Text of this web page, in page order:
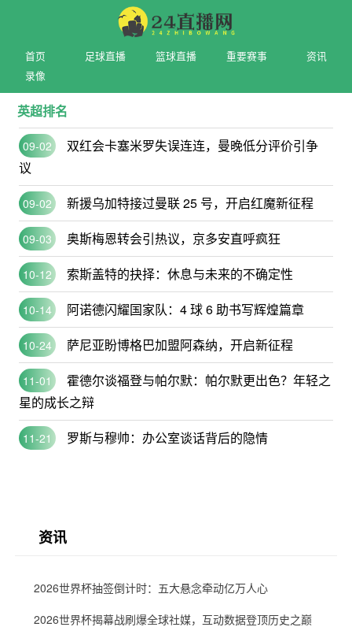
首页 足球直播 篮球直播 重要赛事
资讯
录像
英超排名
09-02
双红会卡塞米罗失误连连，曼晚低分评价引争
议
09-02 新援乌加特接过曼联 25 号，开启红魔新征程
09-03 奥斯梅恩转会引热议，京多安直呼疯狂
10-12 索斯盖特的抉择：休息与未来的不确定性
10-14 阿诺德闪耀国家队：4 球 6 助书写辉煌篇章
10-24 萨尼亚盼博格巴加盟阿森纳，开启新征程
11-01
霍德尔谈福登与帕尔默：帕尔默更出色？年轻之
星的成长之辩
11-21 罗斯与穆帅：办公室谈话背后的隐情
资讯
2026世界杯抽签倒计时：五大悬念牵动亿万人心
2026世界杯揭幕战刷爆全球社媒，互动数据登顶历史之巅